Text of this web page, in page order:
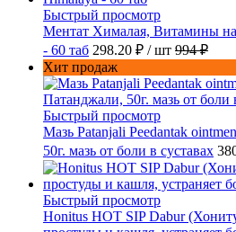
Быстрый просмотр
Ментат Хималая, Витамины на
- 60 таб 298.20 ₽ / шт 994 ₽
Хит продаж
Быстрый просмотр
Мазь Patanjali Peedantak
50г. мазь от боли в суставах
Быстрый просмотр
Honitus HOT SIP Dabur